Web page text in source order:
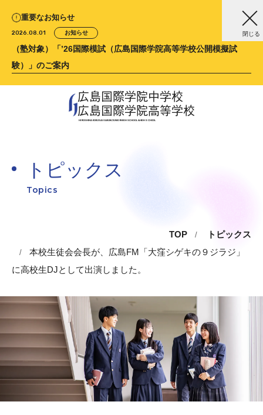
重要なお知らせ
2026.08.01 お知らせ
（塾対象）「’26国際模試（広島国際学院高等学校公開模擬試
験）」のご案内
閉じる
広島国際学院中学校
広島国際学院高等学校
HIROSHIMA KOKUSAI GAKUINJUNIOR HIGH SCHOOL &HIGH SCHOOL
トピックス
Topics
TOP
トピックス
本校生徒会会長が、広島FM「大窪シゲキの９ジラジ」
に高校生DJとして出演しました。